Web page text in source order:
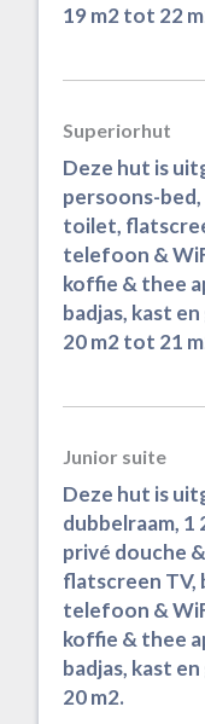
19 m2 tot 22
Superiorhut
Deze hut is
persoons-
toilet,
telefoon &
koffie & thee
badjas, kast
20 m2 tot 21
Junior suite
Deze hut is
dubbelraam, 1
privé douche
flatscreen TV,
telefoon &
koffie & thee
badjas, kast
20 m2.